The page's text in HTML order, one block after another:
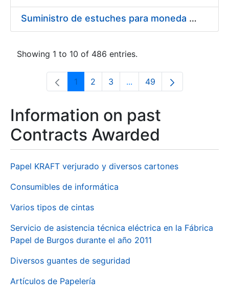
Suministro de estuches para moneda de 30 €
Showing 1 to 10 of 486 entries.
Page
1 Page
2 Page
3 ...Intermediate Pages Use
Page
49
Information on past
Contracts Awarded
Papel KRAFT verjurado y diversos cartones
Consumibles de informática
Varios tipos de cintas
Servicio de asistencia técnica eléctrica en la Fábrica
Papel de Burgos durante el año 2011
Diversos guantes de seguridad
Artículos de Papelería